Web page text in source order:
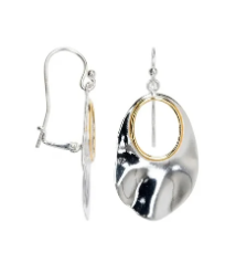
Abecedně